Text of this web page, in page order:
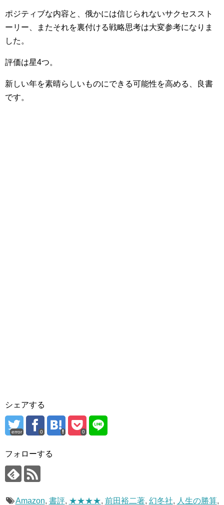
ポジティブな内容と、俄かには信じられないサクセススト
ーリー、またそれを裏付ける戦略思考は大変参考になりま
した。
評価は星4つ。
新しい年を素晴らしいものにできる可能性を高める、良書
です。
シェアする
error 0 0
フォローする
Amazon, 書評, ★★★★, 前田裕二著, 幻冬社, 人生の勝算,